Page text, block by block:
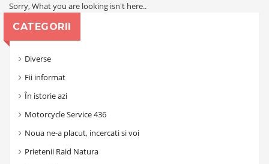
Sorry, What you are looking isn't here..
CATEGORII
Diverse
Fii informat
În istorie azi
Motorcycle Service 436
Noua ne-a placut, incercati si voi
Prietenii Raid Natura